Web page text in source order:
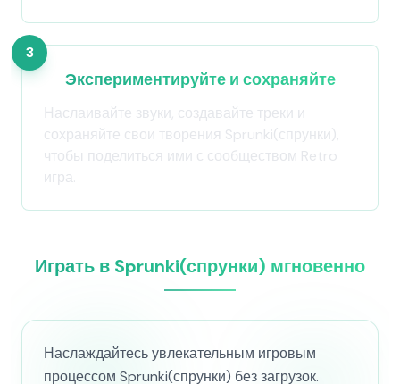
3
Экспериментируйте и сохраняйте
Наслаивайте звуки, создавайте треки и
сохраняйте свои творения Sprunki(спрунки),
чтобы поделиться ими с сообществом Retro
игра.
Играть в Sprunki(спрунки) мгновенно
Наслаждайтесь увлекательным игровым
процессом Sprunki(спрунки) без загрузок.